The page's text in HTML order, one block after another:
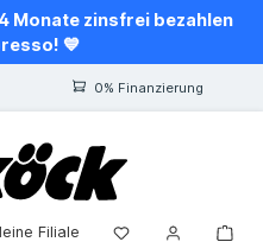
Monate zinsfrei bezahlen
💙
0% Finanzierung
Filiale